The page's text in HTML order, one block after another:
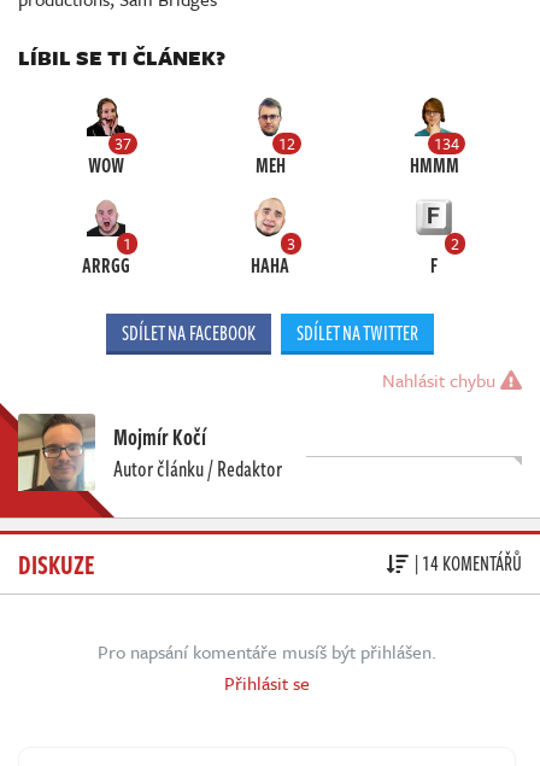
LÍBIL SE TI ČLÁNEK?
37
WOW
12
MEH
134
HMMM
1
ARRGG
3
HAHA
2
F
SDÍLET NA FACEBOOK SDÍLET NA TWITTER
Nahlásit chybu
Mojmír Kočí
Autor článku / Redaktor
DISKUZE | 14 KOMENTÁŘŮ
Pro napsání komentáře musíš být přihlášen.
Přihlásit se